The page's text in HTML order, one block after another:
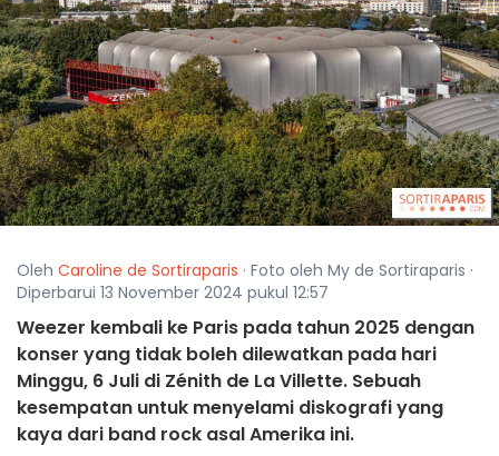
Oleh Caroline de Sortiraparis · Foto oleh My de Sortiraparis ·
Diperbarui 13 November 2024 pukul 12:57
Weezer kembali ke Paris pada tahun 2025 dengan
konser yang tidak boleh dilewatkan pada hari
Minggu, 6 Juli di Zénith de La Villette. Sebuah
kesempatan untuk menyelami diskografi yang
kaya dari band rock asal Amerika ini.